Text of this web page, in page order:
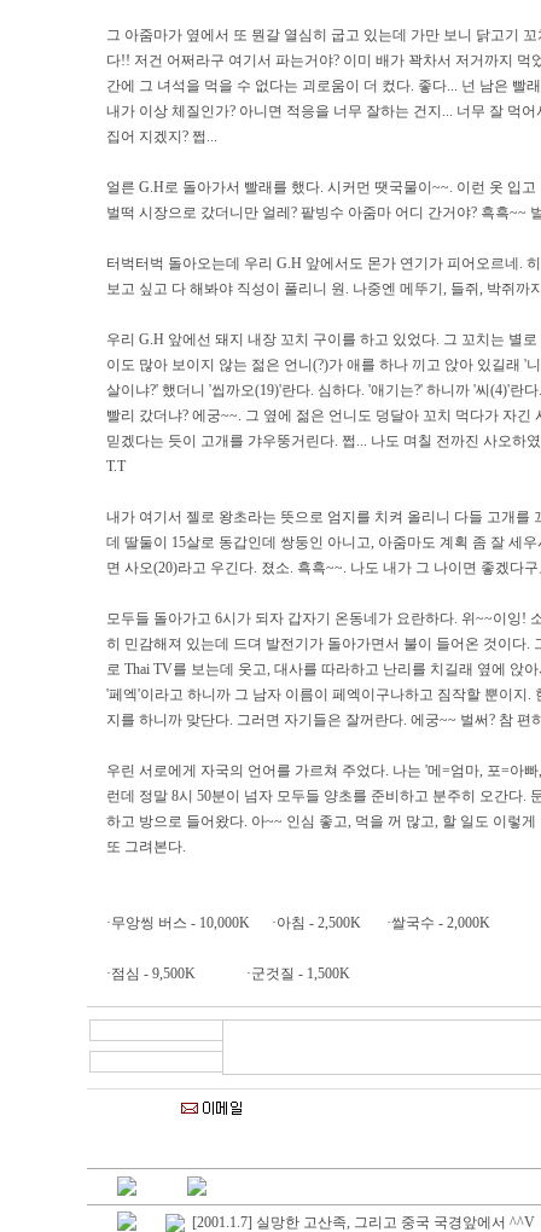
그 아줌마가 옆에서 또 뭔갈 열심히 굽고 있는데 가만 보니 닭고기
다!! 저건 어쩌라구 여기서 파는거야? 이미 배가 꽉차서 저거까지
간에 그 녀석을 먹을 수 없다는 괴로움이 더 컸다. 좋다... 넌 남은 빨
내가 이상 체질인가? 아니면 적응을 너무 잘하는 건지... 너무 잘 먹
집어 지겠지? 쩝...
얼른 G.H로 돌아가서 빨래를 했다. 시커먼 땟국물이~~. 이런 옷 입
벌떡 시장으로 갔더니만 얼레? 팥빙수 아줌마 어디 간거야? 흑흑~~
터벅터벅 돌아오는데 우리 G.H 앞에서도 몬가 연기가 피어오르네.
보고 싶고 다 해봐야 직성이 풀리니 원. 나중엔 메뚜기, 들쥐, 박쥐
우리 G.H 앞에선 돼지 내장 꼬치 구이를 하고 있었다. 그 꼬치는 별
이도 많아 보이지 않는 젊은 언니(?)가 애를 하나 끼고 앉아 있길래 '
살이냐?' 했더니 '씹까오(19)'란다. 심하다. '애기는?' 하니까 '씨(4)'란
빨리 갔더냐? 에궁~~. 그 옆에 젊은 언니도 덩달아 꼬치 먹다가 자
믿겠다는 듯이 고개를 갸우뚱거린다. 쩝... 나도 며칠 전까진 사오하
T.T
내가 여기서 젤로 왕초라는 뜻으로 엄지를 치켜 올리니 다들 고개
데 딸둘이 15살로 동갑인데 쌍둥인 아니고, 아줌마도 계획 좀 잘 세
면 사오(20)라고 우긴다. 졌소. 흑흑~~. 나도 내가 그 나이면 좋겠다
모두들 돌아가고 6시가 되자 갑자기 온동네가 요란하다. 위~~이잉!
히 민감해져 있는데 드뎌 발전기가 돌아가면서 불이 들어온 것이다
로 Thai TV를 보는데 웃고, 대사를 따라하고 난리를 치길래 옆에 앉
'페엑'이라고 하니까 그 남자 이름이 페엑이구나하고 짐작할 뿐이지
지를 하니까 맞단다. 그러면 자기들은 잘꺼란다. 에궁~~ 벌써? 참 편
우린 서로에게 자국의 언어를 가르쳐 주었다. 나는 '메=엄마, 포=아
런데 정말 8시 50분이 넘자 모두들 양초를 준비하고 분주히 오간다.
하고 방으로 들어왔다. 아~~ 인심 좋고, 먹을 꺼 많고, 할 일도 이렇
또 그려본다.
·무앙씽 버스 - 10,000K ·아침 - 2,500K ·쌀국수 - 2,000K
·점심 - 9,500K ·군것질 - 1,500K
[2001.1.7] 실망한 고산족, 그리고 중국 국경앞에서 ^^V